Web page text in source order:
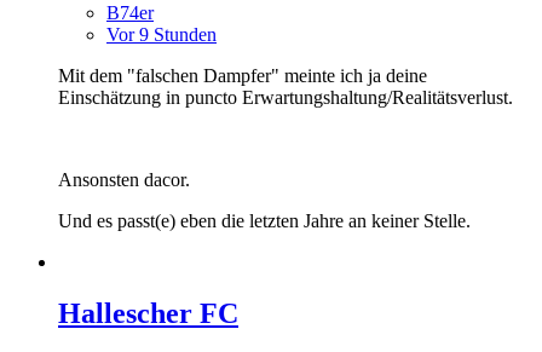
B74er
Vor 9 Stunden
Mit dem "falschen Dampfer" meinte ich ja deine
Einschätzung in puncto Erwartungshaltung/Realitätsverlust.
Ansonsten dacor.
Und es passt(e) eben die letzten Jahre an keiner Stelle.
Hallescher FC